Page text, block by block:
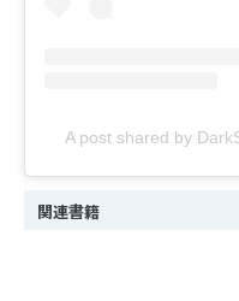
A post shared by
関連書籍